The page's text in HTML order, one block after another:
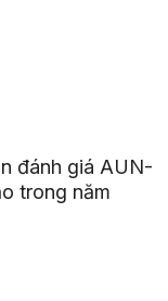
đánh giá AUN-
trong năm